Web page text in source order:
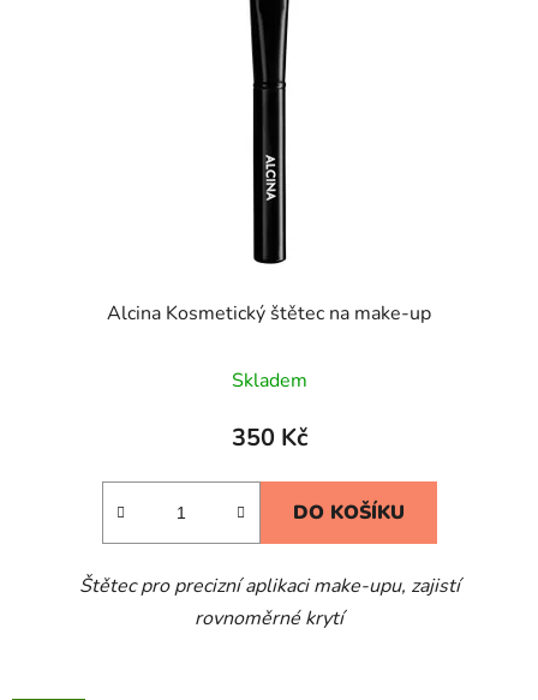
Alcina Kosmetický štětec na make-up
Skladem
350 Kč
DO KOŠÍKU
Štětec pro precizní aplikaci make-upu, zajistí
rovnoměrné krytí